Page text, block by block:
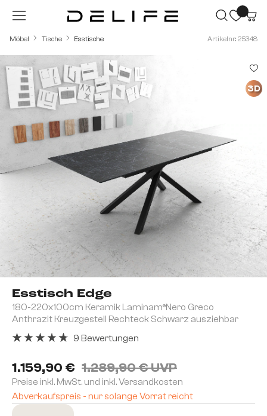
Zum Hauptinhalt springen
Möbel Tische Esstische Artikelnr.: 25348
Esstisch Edge
180-220x100cm Keramik Laminam®Nero Greco
Anthrazit Kreuzgestell Rechteck Schwarz ausziehbar
1.159,90 € 1.289,90 € UVP
Preise inkl. MwSt. und inkl. Versandkosten
Abverkaufspreis - nur solange Vorrat reicht
9 Bewertungen
Bildergalerie überspringen
3D